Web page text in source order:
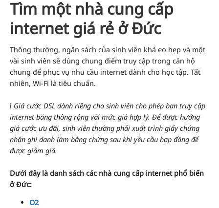
Tìm một nhà cung cấp
internet giá rẻ ở Đức
Thông thường, ngân sách của sinh viên khá eo hẹp và một
vài sinh viên sẽ dùng chung điểm truy cập trong căn hộ
chung để phục vụ nhu cầu internet dành cho học tập. Tất
nhiên, Wi-Fi là tiêu chuẩn.
ℹ️ Giá cước DSL dành riêng cho sinh viên cho phép bạn truy cập
internet băng thông rộng với mức giá hợp lý. Để được hưởng
giá cước ưu đãi, sinh viên thường phải xuất trình giấy chứng
nhận ghi danh làm bằng chứng sau khi yêu cầu hợp đồng để
được giảm giá.
Dưới đây là danh sách các nhà cung cấp internet phổ biến
ở Đức:
O2